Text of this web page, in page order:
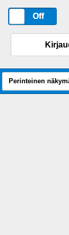
Off
Perinteinen